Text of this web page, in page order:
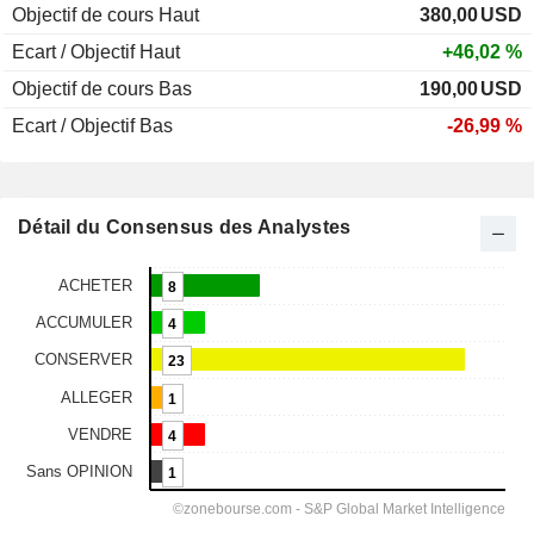
Objectif de cours Haut 380,00USD
Ecart / Objectif Haut
+46,02 %
Objectif de cours Bas
190,00USD
Ecart / Objectif Bas
-26,99 %
Détail du Consensus des Analystes